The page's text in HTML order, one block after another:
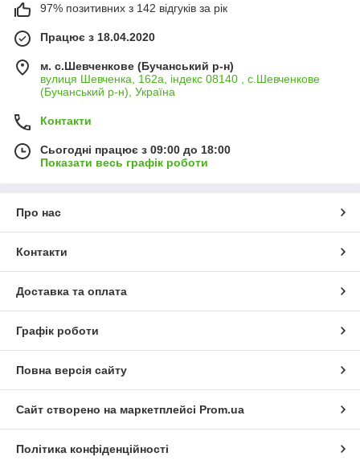
97% позитивних з 142 відгуків за рік
Працює з 18.04.2020
м. с.Шевченкове (Бучанський р-н)
вулиця Шевченка, 162а, індекс 08140 , с.Шевченкове
(Бучанський р-н), Україна
Контакти
Сьогодні працює з 09:00 до 18:00
Показати весь графік роботи
Про нас
Контакти
Доставка та оплата
Графік роботи
Повна версія сайту
Сайт створено на маркетплейсі Prom.ua
Політика конфіденційності